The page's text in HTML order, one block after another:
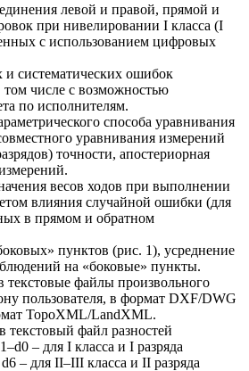
левой и правой, прямой и
при нивелировании I класса (I
с использованием цифровых
и систематических ошибок
числе с возможностью
по исполнителям.
способа уравнивания
уравнивания измерений
точности, апостериорная
весов ходов при выполнении
влияния случайной ошибки (для
в прямом и обратном
пунктов (рис. 1), усреднение
на «боковые» пункты.
текстовые файлы произвольного
пользователя, в формат DXF/DWG
TopoXML/LandXML.
текстовый файл разностей
– для I класса и I разряда
– для II–III класса и II разряда